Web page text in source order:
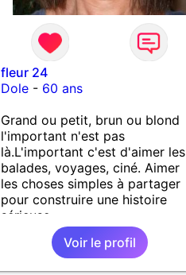
fleur 24
Dole- 60 ans
Grand ou petit, brun ou blond
l'important n'est pas
là.L'important c'est d'aimer les
balades, voyages, ciné. Aimer
les choses simples à partager
pour construire une histoire
sérieuse.
Voir le profil